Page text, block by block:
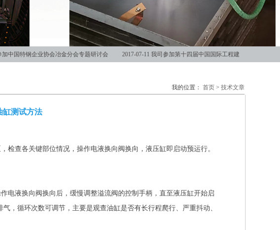
加中国特钢企业协会冶金分会专题研讨会 2017-07-11 我司参加第十四届中国国际工程建
我的位置： 首页 > 技术文章
缸测试方法
检查各关键部位情况，操作电液换向阀换向，液压缸即启动预运行。
电液换向阀换向后，缓慢调整溢流阀的控制手柄，直至液压缸开始启
，循环次数可调节，主要是观查油缸是否有长行程爬行、严重抖动、